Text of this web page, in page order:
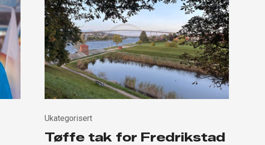
Ukategorisert
Tøffe tak for Fredrikstad